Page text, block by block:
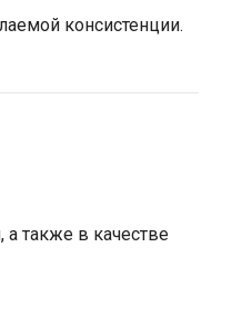
консистенции.
также в качестве